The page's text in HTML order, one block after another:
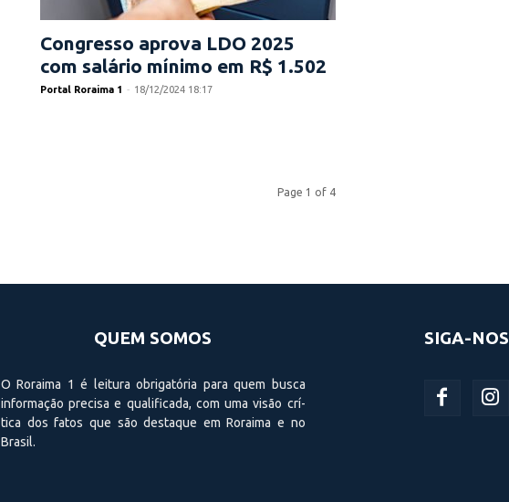
Congresso aprova LDO 2025
com salário mínimo em R$ 1.502
Portal Roraima 1 - 18/12/2024 18:17
Page 1 of 4
QUEM SOMOS
O Roraima 1 é leitura obrigatória para quem busca
informação precisa e qualificada, com uma visão crí­
tica dos fatos que são destaque em Roraima e no
Brasil.
SIGA-NOS